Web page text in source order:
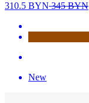
310.5 BYN345BYN
New